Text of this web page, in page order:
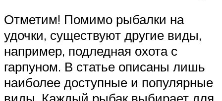
Отметим! Помимо рыбалки на
удочки, существуют другие виды,
например, подледная охота с
гарпуном. В статье описаны лишь
наиболее доступные и популярные